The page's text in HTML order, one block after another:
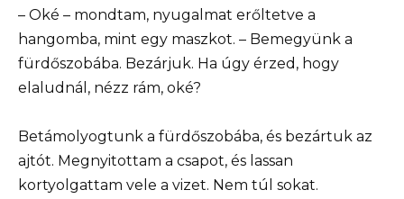
– Oké – mondtam, nyugalmat erőltetve a
hangomba, mint egy maszkot. – Bemegyünk a
fürdőszobába. Bezárjuk. Ha úgy érzed, hogy
elaludnál, nézz rám, oké?
Betámolyogtunk a fürdőszobába, és bezártuk az
ajtót. Megnyitottam a csapot, és lassan
kortyolgattam vele a vizet. Nem túl sokat.